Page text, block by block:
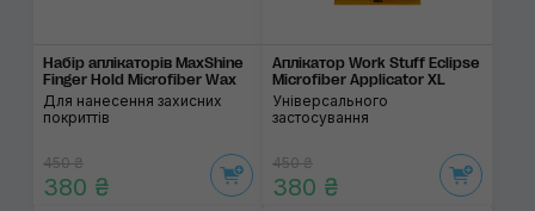
Набір аплікаторів MaxShine
Finger Hold Microfiber Wax
Для нанесення захисних
покриттів
450 ₴
380 ₴
Аплікатор Work Stuff Eclipse
Microfiber Applicator XL
Універсального
застосування
450 ₴
380 ₴